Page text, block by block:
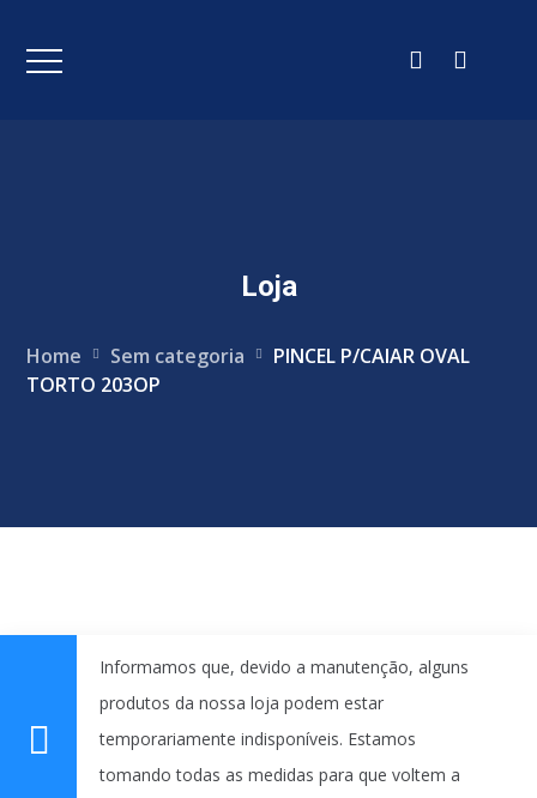
Loja
Home Sem categoria
PINCEL P/CAIAR OVAL
TORTO 203OP
Informamos que, devido a manutenção, alguns
produtos da nossa loja podem estar
temporariamente indisponíveis. Estamos
tomando todas as medidas para que voltem a